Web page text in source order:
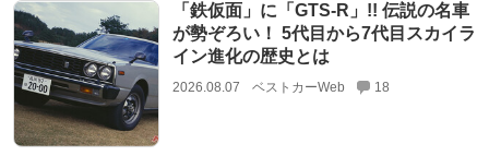
「鉄仮面」に「GTS-R」!! 伝説の名車
が勢ぞろい！ 5代目から7代目スカイラ
イン進化の歴史とは
2026.08.07 ベストカーWeb 18